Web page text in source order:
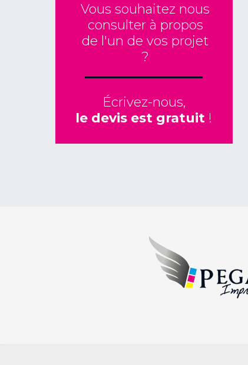
Vous souhaitez nous
consulter à propos
de l'un de vos projet
?
Écrivez-nous,
le devis est gratuit !